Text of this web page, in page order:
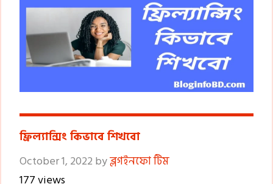
ফ্রিল্যান্সিং কিভাবে শিখবো
October 1, 2022 byব্লগইনফো টিম
177 views